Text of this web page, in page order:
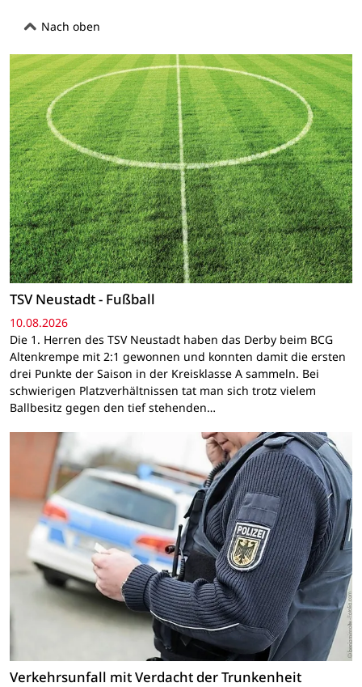
Nach oben
TSV Neustadt - Fußball
10.08.2026
Die 1. Herren des TSV Neustadt haben das Derby beim BCG
Altenkrempe mit 2:1 gewonnen und konnten damit die ersten
drei Punkte der Saison in der Kreisklasse A sammeln. Bei
schwierigen Platzverhältnissen tat man sich trotz vielem
Ballbesitz gegen den tief stehenden…
Verkehrsunfall mit Verdacht der Trunkenheit